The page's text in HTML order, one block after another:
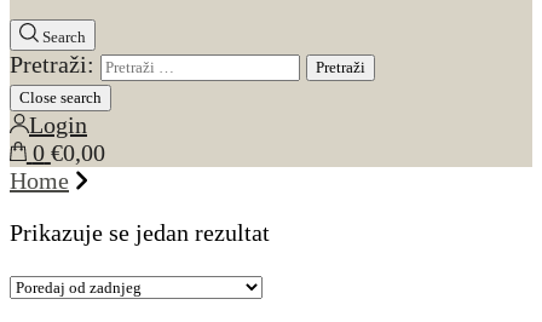
Search
Pretraži:
Close search
Login
0 €0,00
Home
Prikazuje se jedan rezultat